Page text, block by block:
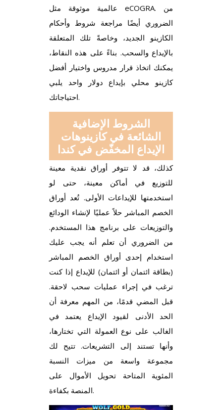
عالمية موثوقة مثل eCOGRA. من
الضروري أيضًا مراجعة شروط وأحكام
الكازينو الجديد، وخاصةً تلك المتعلقة
بالإيداع والسحب. بناءً على هذه النقاط،
يمكنك اتخاذ قرار مدروس واختيار أفضل
كازينو محلي بإيداع دولار واحد يلبي
احتياجاتك.
الشروط الإضافية
الشائعة في كازينوهات
الإيداع المخفّض في كندا
كذلك، قد لا تتوفر أوراق نقدية معينة
للتوزيع في أماكن معينة، حتى لو
استخدمتها للإيداعات الأولى. تُعد أوراق
الخصم المباشر حلاً عمليًا لإنشاء الودائع
والتوزيعات على برنامج هذا المستخدم.
من الضروري أن تعلم أنه يجب عليك
استخدام إحدى أوراق الخصم المباشر
(بطاقة ائتمان أو ائتمان) للإيداع إذا كنت
ترغب في إجراء عمليات سحب لاحقة.
قبل المضي قدمًا، من المهم معرفة أن
الحد الأدنى لقيود الإيداع يعتمد في
الغالب على نوع العمولة التي تختارها،
وأنها تستند إلى التشريعات. تتيح لك
مجموعة واسعة من ميزات النسبة
المئوية المتاحة تحويل الأموال على
المنصة بكفاءة.